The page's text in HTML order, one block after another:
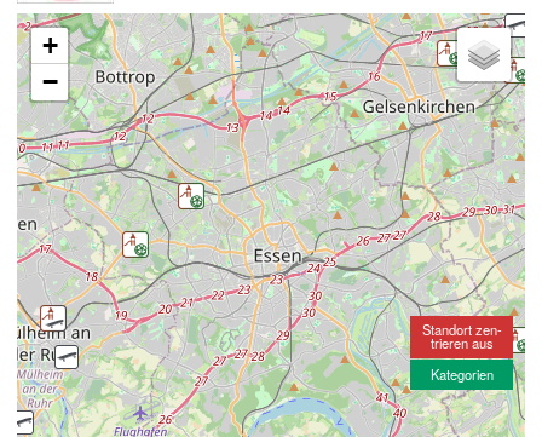
+
−
Standort zen-
trieren aus
Kategorien